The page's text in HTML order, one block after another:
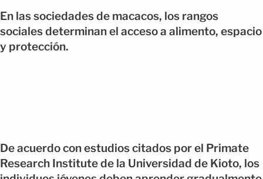
En las sociedades de macacos, los rangos
sociales determinan el acceso a alimento, espacio
y protección.
De acuerdo con estudios citados por el Primate
Research Institute de la Universidad de Kioto, los